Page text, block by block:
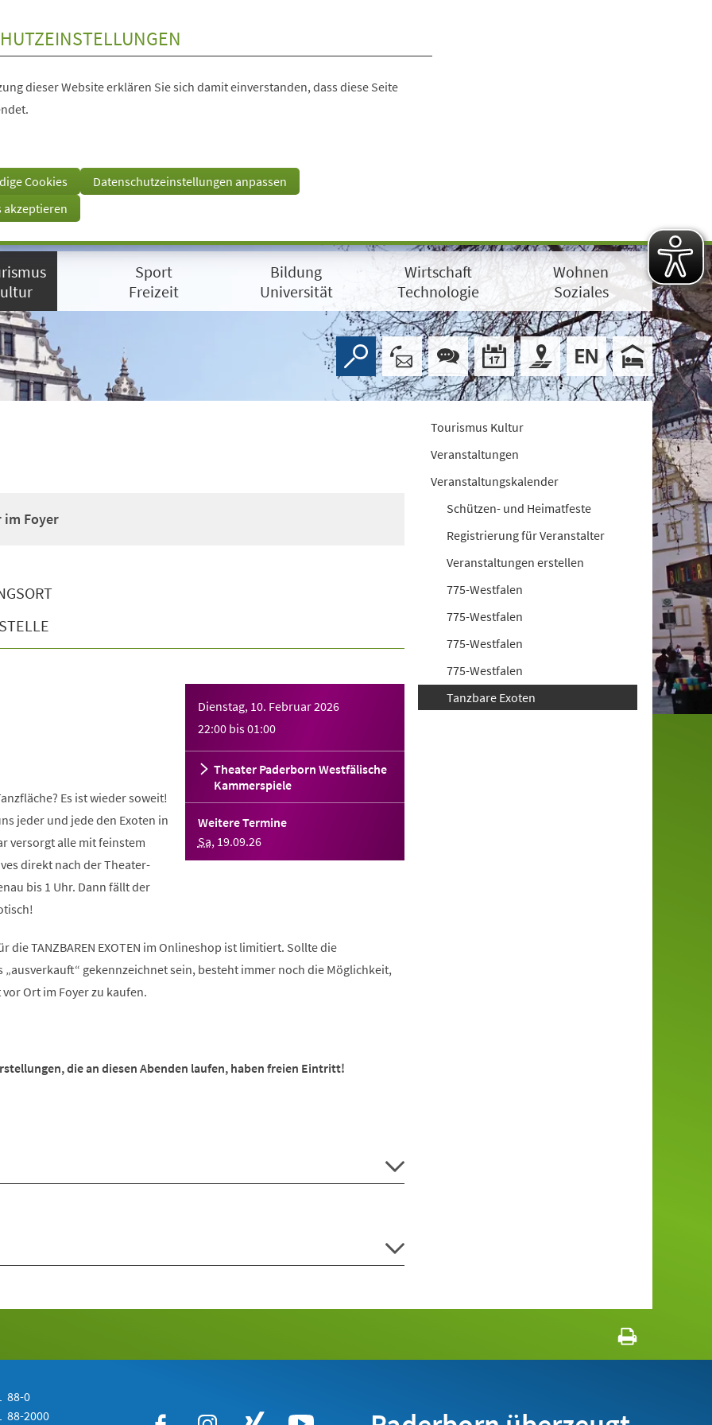
dieser Website erklären Sie sich damit einverstanden, dass diese Seite
Cookies
Datenschutzeinstellungen anpassen
akzeptieren
Sport
Freizeit
Bildung
Universität
Wirtschaft
Technologie
Wohnen
Soziales
im Foyer
Dienstag, 10. Februar 2026
22:00 bis01:00
Theater Paderborn Westfälische
Kammerspiele
Weitere Termine
Sa, 19.09.26
Es ist wieder soweit!
jeder und jede den Exoten in
versorgt alle mit feinstem
direkt nach der Theater-
bis 1 Uhr. Dann fällt der
die TANZBAREN EXOTEN im Onlineshop ist limitiert. Sollte die
„ausverkauft“ gekennzeichnet sein, besteht immer noch die Möglichkeit,
Ort im Foyer zu kaufen.
die an diesen Abenden laufen, haben freien Eintritt!
Tourismus Kultur
Veranstaltungen
Veranstaltungskalender
Schützen- und Heimatfeste
Registrierung für Veranstalter
Veranstaltungen erstellen
775-Westfalen
775-Westfalen
775-Westfalen
775-Westfalen
Tanzbare Exoten
88-0
88-2000